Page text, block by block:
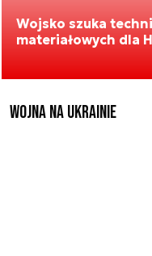
Wojsko szuka
materiałowych dla
Wojna na Ukrainie